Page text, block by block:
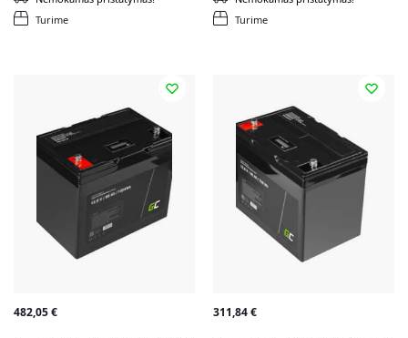
Turime Turime
482,05€ 311,84€